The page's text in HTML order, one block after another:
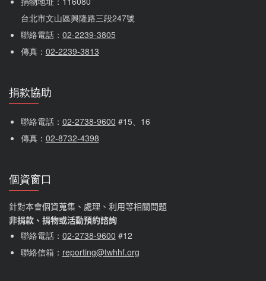
台北市文山區興隆路三段247號
聯絡電話： 02-2239-3805
傳真： 02-2239-3813
捐款協助
聯絡電話： 02-2738-9600 #15、16
傳真： 02-8732-4398
個資窗口
針對本會個資蒐集、處理、利用等相關問題
非捐款、捐物或活動預約諮詢
聯絡電話： 02-2738-9600 #12
聯絡信箱： reporting@twhhf.org